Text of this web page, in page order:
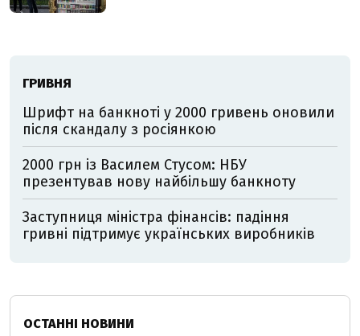
ГРИВНЯ
Шрифт на банкноті у 2000 гривень оновили
після скандалу з росіянкою
2000 грн із Василем Стусом: НБУ
презентував нову найбільшу банкноту
Заступниця міністра фінансів: падіння
гривні підтримує українських виробників
ОСТАННІ НОВИНИ